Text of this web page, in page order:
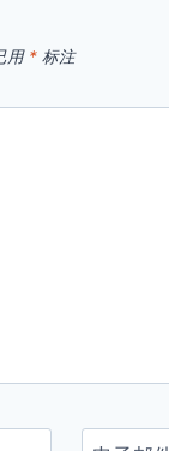
用 * 标注